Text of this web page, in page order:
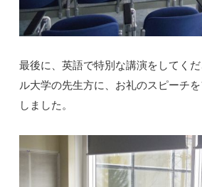
最後に、英語で特別な講演をしてく
ル大学の先生方に、お礼のスピーチ
しました。